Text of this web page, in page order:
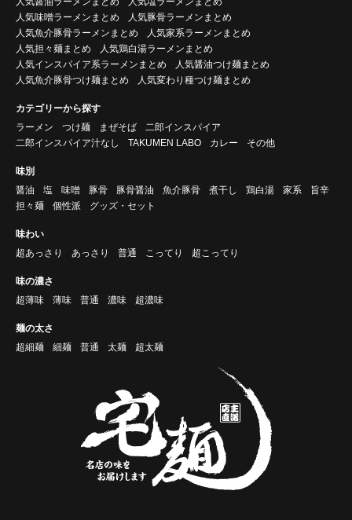
人気味噌ラーメンまとめ
人気豚骨ラーメンまとめ
人気魚介豚骨ラーメンまとめ
人気家系ラーメンまとめ
人気担々麺まとめ
人気鶏白湯ラーメンまとめ
人気インスパイア系ラーメンまとめ
人気醤油つけ麺まとめ
人気魚介豚骨つけ麺まとめ
人気変わり種つけ麺まとめ
カテゴリーから探す
ラーメン
つけ麺 まぜそば
二郎インスパイア
二郎インスパイア汁なし
TAKUMEN LABO カレー その他
味別
醤油
塩 味噌 豚骨 豚骨醤油 魚介豚骨 煮干し 鶏白湯 家系
旨辛
担々麺
個性派 グッズ・セット
味わい
超あっさり
あっさり 普通 こってり 超こってり
味の濃さ
超薄味
薄味 普通 濃味 超濃味
麺の太さ
超細麺
細麺 普通 太麺 超太麺